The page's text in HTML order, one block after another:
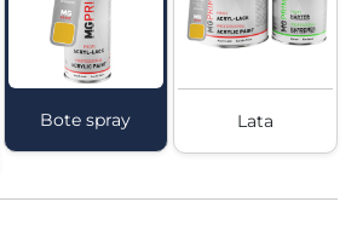
Bote spray Lata